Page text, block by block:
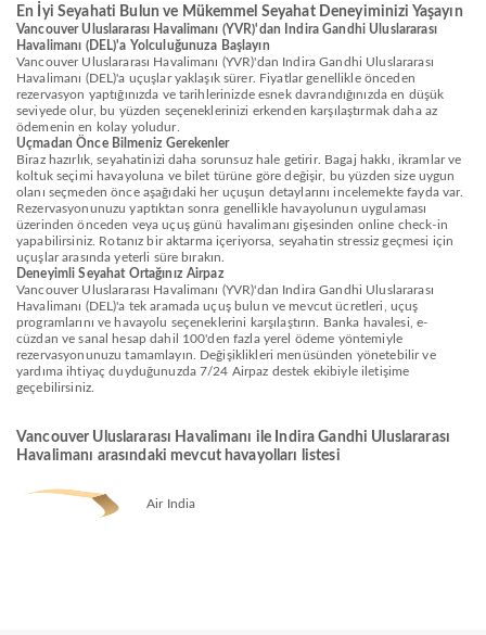
En İyi Seyahati Bulun ve Mükemmel Seyahat Deneyiminizi Yaşayın
Vancouver Uluslararası Havalimanı (YVR)'dan Indira Gandhi Uluslararası
Havalimanı (DEL)'a Yolculuğunuza Başlayın
Vancouver Uluslararası Havalimanı (YVR)'dan Indira Gandhi Uluslararası
Havalimanı (DEL)'a uçuşlar yaklaşık sürer. Fiyatlar genellikle önceden
rezervasyon yaptığınızda ve tarihlerinizde esnek davrandığınızda en düşük
seviyede olur, bu yüzden seçeneklerinizi erkenden karşılaştırmak daha az
ödemenin en kolay yoludur.
Uçmadan Önce Bilmeniz Gerekenler
Biraz hazırlık, seyahatinizi daha sorunsuz hale getirir. Bagaj hakkı, ikramlar ve
koltuk seçimi havayoluna ve bilet türüne göre değişir, bu yüzden size uygun
olanı seçmeden önce aşağıdaki her uçuşun detaylarını incelemekte fayda var.
Rezervasyonunuzu yaptıktan sonra genellikle havayolunun uygulaması
üzerinden önceden veya uçuş günü havalimanı gişesinden online check-in
yapabilirsiniz. Rotanız bir aktarma içeriyorsa, seyahatin stressiz geçmesi için
uçuşlar arasında yeterli süre bırakın.
Deneyimli Seyahat Ortağınız Airpaz
Vancouver Uluslararası Havalimanı (YVR)'dan Indira Gandhi Uluslararası
Havalimanı (DEL)'a tek aramada uçuş bulun ve mevcut ücretleri, uçuş
programlarını ve havayolu seçeneklerini karşılaştırın. Banka havalesi, e-
cüzdan ve sanal hesap dahil 100'den fazla yerel ödeme yöntemiyle
rezervasyonunuzu tamamlayın. Değişiklikleri menüsünden yönetebilir ve
yardıma ihtiyaç duyduğunuzda 7/24 Airpaz destek ekibiyle iletişime
geçebilirsiniz.
Vancouver Uluslararası Havalimanı ile Indira Gandhi Uluslararası
Havalimanı arasındaki mevcut havayolları listesi
Air India